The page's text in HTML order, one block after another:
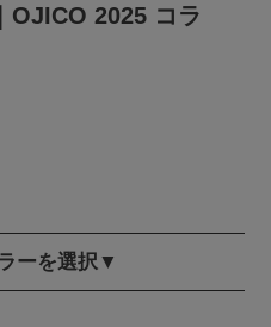
OJICO 2025 コラ
ーを選択▼